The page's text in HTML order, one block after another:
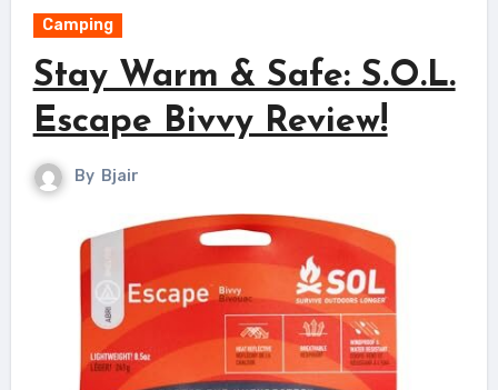
Camping
Stay Warm & Safe: S.O.L.
Escape Bivvy Review!
By Bjair